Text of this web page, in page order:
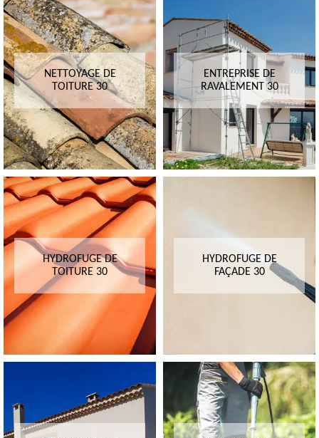
NETTOYAGE DE
TOITURE 30
ENTREPRISE DE
RAVALEMENT 30
HYDROFUGE DE
TOITURE 30
HYDROFUGE DE
FAÇADE 30